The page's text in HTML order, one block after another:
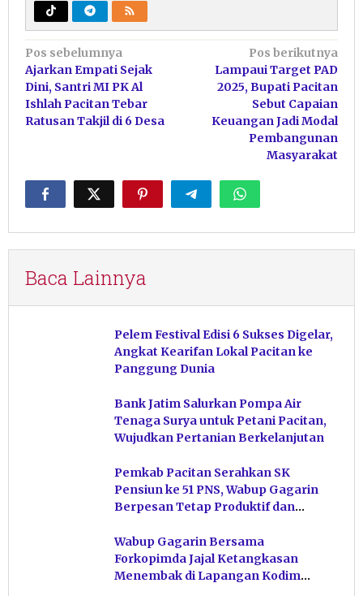
Navigasi
pos
Pos sebelumnya
Ajarkan Empati Sejak
Dini, Santri MI PK Al
Ishlah Pacitan Tebar
Ratusan Takjil di 6 Desa
Pos berikutnya
Lampaui Target PAD
2025, Bupati Pacitan
Sebut Capaian
Keuangan Jadi Modal
Pembangunan
Masyarakat
Baca Lainnya
Pelem Festival Edisi 6 Sukses Digelar,
Angkat Kearifan Lokal Pacitan ke
Panggung Dunia
Bank Jatim Salurkan Pompa Air
Tenaga Surya untuk Petani Pacitan,
Wujudkan Pertanian Berkelanjutan
Pemkab Pacitan Serahkan SK
Pensiun ke 51 PNS, Wabup Gagarin
Berpesan Tetap Produktif dan
Wabup Gagarin Bersama
Forkopimda Jajal Ketangkasan
Menembak di Lapangan Kodim